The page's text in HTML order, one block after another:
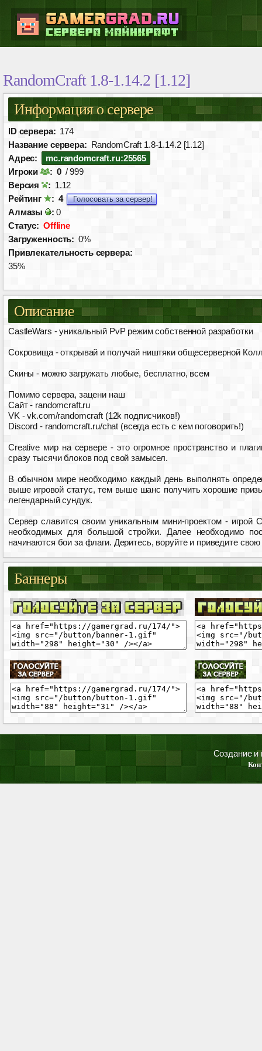
RandomCraft 1.8-1.14.2 [1.12]
Информация о сервере
ID сервера: 174
Название сервера: RandomCraft 1.8-1.14.2 [1.12]
Адрес:
mc.randomcraft.ru:25565
Игроки
: 0 / 999
Версия
: 1.12
Рейтинг
: 4 Голосовать за сервер!
Алмазы : 0
Статус: Offline
Загруженность: 0%
Привлекательность сервера:
35%
Описание
CastleWars - уникальный PvP режим собственной разработки
Сокровища - открывай и получай ништяки общесерверной
Скины - можно загружать любые, бесплатно, всем
Помимо сервера, зацени наш
Сайт - randomcraft.ru
VK - vk.com/randomcraft (12k подписчиков!)
Discord - randomcraft.ru/chat (всегда есть с кем поговорить!)
Creative мир на сервере - это огромное пространство и
сразу тысячи блоков под свой замысел.
В обычном мире необходимо каждый день выполнять
выше игровой статус, тем выше шанс получить хорошие
легендарный сундук.
Сервер славится своим уникальным мини-проектом - игрой
необходимых для большой стройки. Далее необходимо
начинаются бои за флаги. Деритесь, воруйте и приведите
Баннеры
Создание и